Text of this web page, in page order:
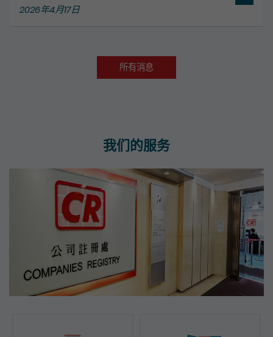
2026年4月17日
所有消息
我们的服务